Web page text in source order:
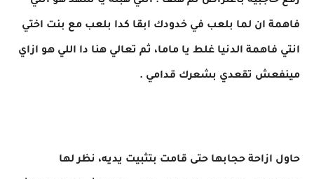
فاهمة ان لما بلعب في خدودك ابقا كدا بلعب مع بنت اختي
انتي فاهمة الدنيا غلط يا ماما، ثم تعالي هنا دا اللي هو ازاي
مينفعش تقعدي بشعرك قدامي .
حاول ازاحة حجابها حتى قامت بتثبيت يديه، نظر لها